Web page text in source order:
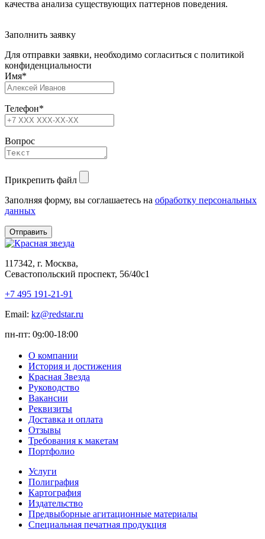
качества анализа существующих паттернов поведения.
Заполнить заявку
Для отправки заявки, необходимо согласиться с политикой
конфиденциальности
Имя*
Телефон*
Вопрос
Прикрепить файл
Заполняя форму, вы соглашаетесь на обработку персональных
данных
117342, г. Москва,
Севастопольский проспект, 56/40с1
+7 495 191-21-91
Email: kz@redstar.ru
пн-пт: 09:00-18:00
О компании
История и достижения
Красная Звезда
Руководство
Вакансии
Реквизиты
Доставка и оплата
Отзывы
Требования к макетам
Портфолио
Услуги
Полиграфия
Картография
Издательство
Предвыборные агитационные материалы
Специальная печатная продукция